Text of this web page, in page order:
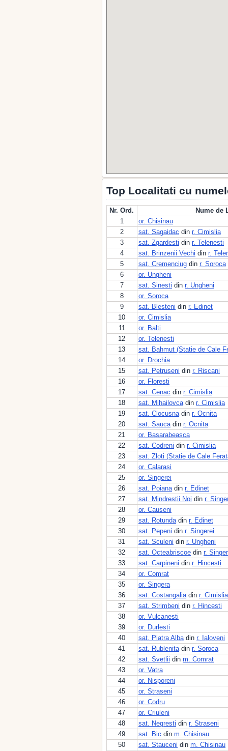
Top Localitati cu
Nr. Ord.
Nume de
1
or. Chisinau
2
sat. Sagaidac din r. Cimislia
3
sat. Zgardesti din r. Telenesti
4
sat. Brinzenii Vechi din r.
5
sat. Cremenciug din r. Soroca
6
or. Ungheni
7
sat. Sinesti din r. Ungheni
8
or. Soroca
9
sat. Blesteni din r. Edinet
10
or. Cimislia
11
or. Balti
12
or. Telenesti
13
sat. Bahmut (Statie de Cale
14
or. Drochia
15
sat. Petruseni din r. Riscani
16
or. Floresti
17
sat. Cenac din r. Cimislia
18
sat. Mihailovcadin r. Cimislia
19
sat. Clocusnadin r. Ocnita
20
sat. Saucadin r. Ocnita
21
or. Basarabeasca
22
sat. Codreni din r. Cimislia
23
sat. Zloti (Statie de Cale
24
or. Calarasi
25
or. Singerei
26
sat. Poianadin r. Edinet
27
sat. Mindrestii Noi din r.
28
or. Causeni
29
sat. Rotundadin r. Edinet
30
sat. Pepeni din r. Singerei
31
sat. Sculeni din r. Ungheni
32
sat. Octeabriscoe din r.
33
sat. Carpineni din r. Hincesti
34
or. Comrat
35
or. Singera
36
sat. Costangaliadin r. Cimislia
37
sat. Strimbeni din r. Hincesti
38
or. Vulcanesti
39
or. Durlesti
40
sat. Piatra Albadin r. Ialoveni
41
sat. Rublenitadin r. Soroca
42
sat. Svetlii din m. Comrat
43
or. Vatra
44
or. Nisporeni
45
or. Straseni
46
or. Codru
47
or. Criuleni
48
sat. Negresti din r. Straseni
49
sat. Bic din m. Chisinau
50
sat. Stauceni din m. Chisinau